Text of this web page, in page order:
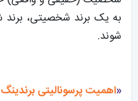
به یک برند شخصیتی،
شوند.
«اهمیت پرسونالیتی برندینگ